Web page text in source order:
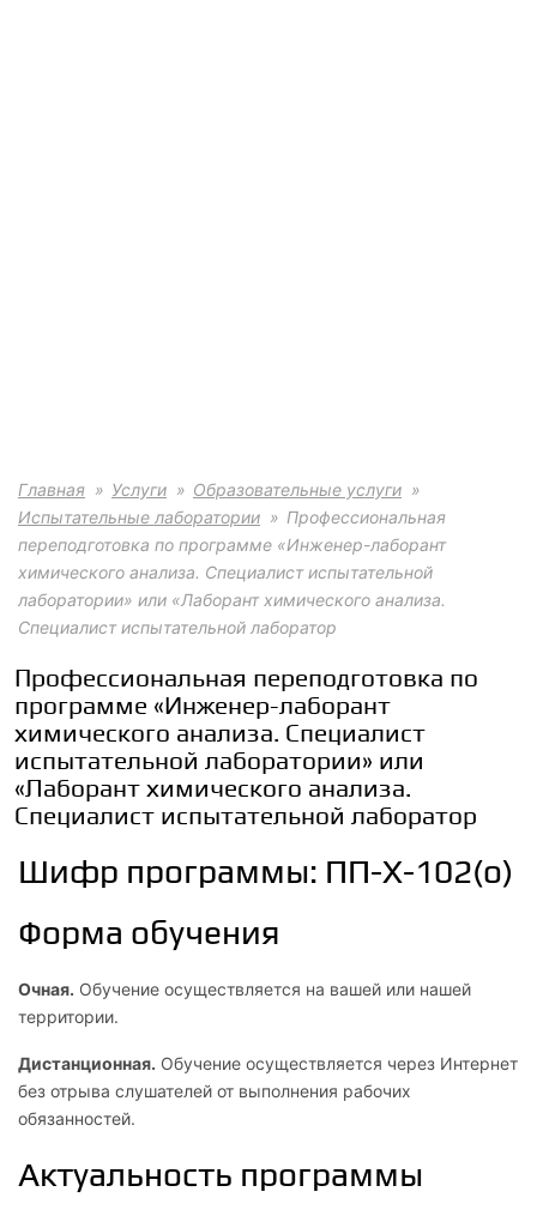
Главная Услуги
Образовательные услуги
Испытательные лаборатории
Профессиональная
переподготовка по программе «Инженер-лаборант
химического анализа. Специалист испытательной
лаборатории» или «Лаборант химического анализа.
Специалист испытательной лаборатор
Профессиональная переподготовка по
программе «Инженер-лаборант
химического анализа. Специалист
испытательной лаборатории» или
«Лаборант химического анализа.
Специалист испытательной лаборатор
Шифр программы: ПП-Х-102(о)
Форма обучения
Очная. Обучение осуществляется на вашей или нашей
территории.
Дистанционная. Обучение осуществляется через Интернет
без отрыва слушателей от выполнения рабочих
обязанностей.
Актуальность программы